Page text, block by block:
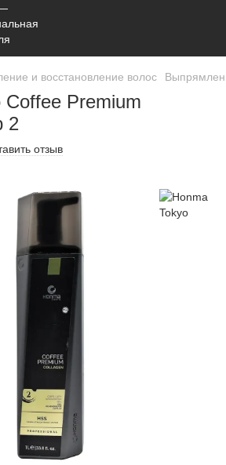
и восстановление волос
Coffee Premium
2
отзыв